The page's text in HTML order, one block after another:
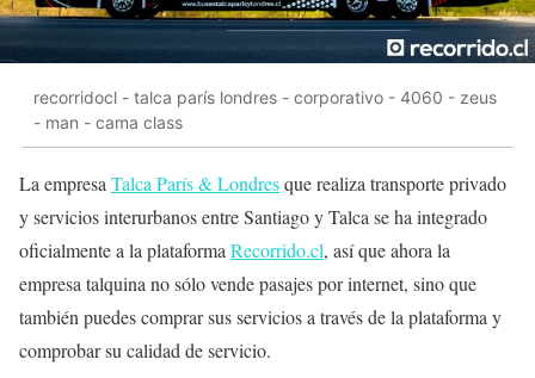
recorridocl - talca parís londres - corporativo - 4060 - zeus
- man - cama class
La empresa Talca París & Londresque realiza transporte privado
y servicios interurbanos entre Santiago y Talca se ha integrado
oficialmente a la plataforma Recorrido.cl, así que ahora la
empresa talquina no sólo vende pasajes por internet, sino que
también puedes comprar sus servicios a través de la plataforma y
comprobar su calidad de servicio.